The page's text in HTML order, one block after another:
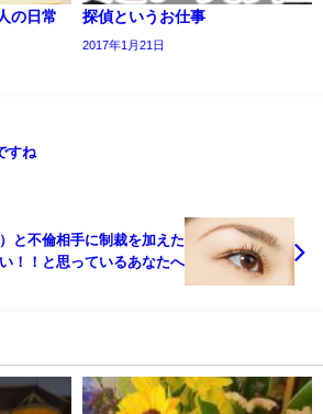
の日常
探偵というお仕事
2017年1月21日
すね
と不倫相手に制裁を加えた
い！！と思っているあなたへ